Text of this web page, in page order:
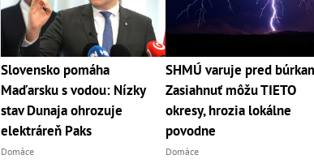
Slovensko pomáha
Maďarsku s vodou: Nízky
stav Dunaja ohrozuje
elektráreň Paks
Domáce
SHMÚ varuje pred
Zasiahnuť môžu TIETO
okresy, hrozia lokálne
povodne
Domáce